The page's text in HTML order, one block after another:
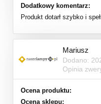
Dodatkowy komentarz:
Produkt dotarł szybko i
Mariusz
Dodano:
Opinia
Ocena produktu:
Ocena sklepu: